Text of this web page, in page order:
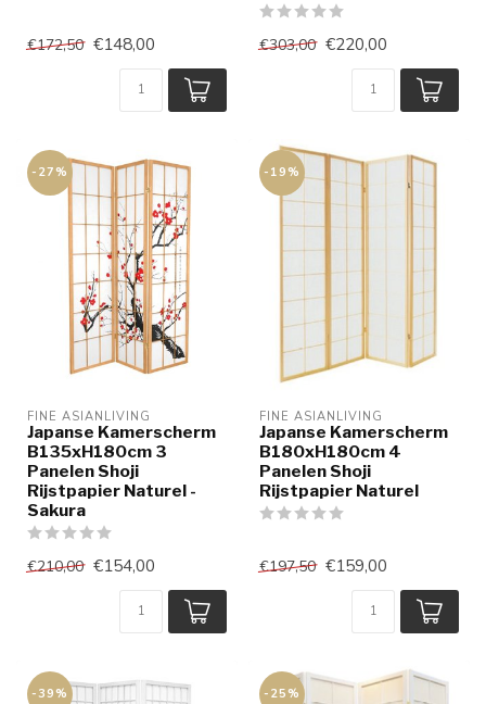
€172,50 €148,00 €303,00 €220,00
-27%
FINE ASIANLIVING
Japanse Kamerscherm
B135xH180cm 3
Panelen Shoji
Rijstpapier Naturel -
Sakura
€210,00 €154,00
-19%
FINE ASIANLIVING
Japanse Kamerscherm
B180xH180cm 4
Panelen Shoji
Rijstpapier Naturel
€197,50 €159,00
-39% -25%